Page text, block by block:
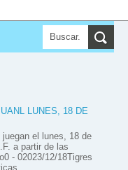
LUNES, 18 DE
el lunes, 18 de
a partir de las
- 02023/12/18Tigres